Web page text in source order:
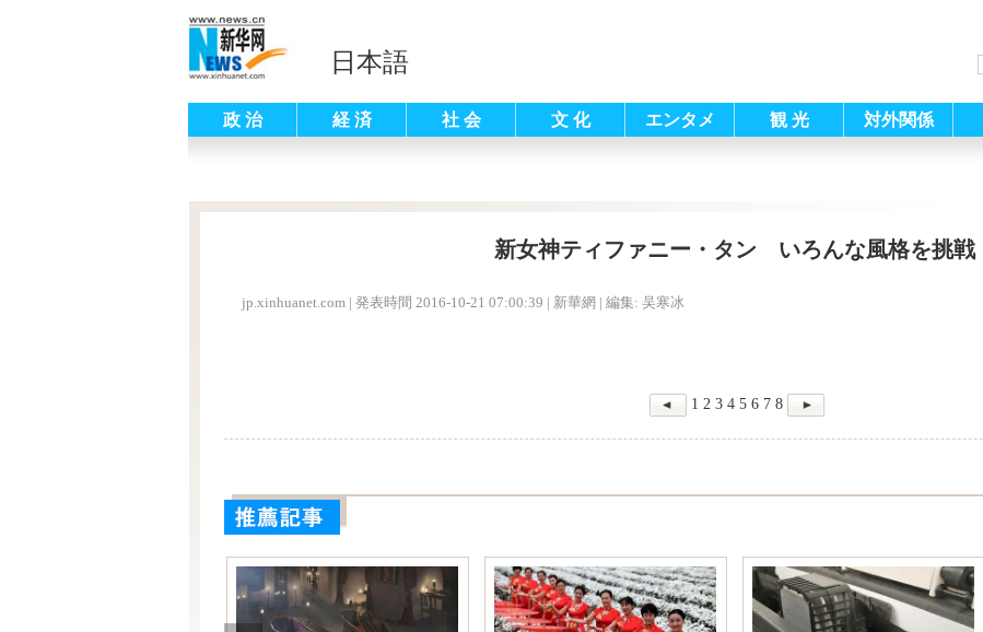
日本語
政 治 経 済 社 会 文 化 エンタメ 観 光 対外関係
新女神ティファニー・タン いろんな風格を挑戦
jp.xinhuanet.com | 発表時間 2016-10-21 07:00:39 | 新華網 | 編集: 吴寒冰
1 2 3 4 5 6 7 8